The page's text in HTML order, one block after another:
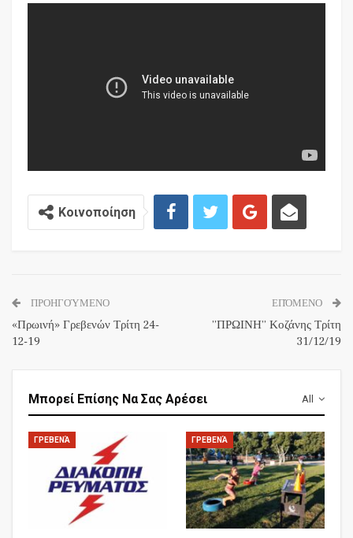
Κοινοποίηση
ΠΡΟΗΓΟΎΜΕΝΟ
«Πρωινή» Γρεβενών Τρίτη 24-
12-19
ΕΠΌΜΕΝΟ
”ΠΡΩΙΝΗ” Κοζάνης Τρίτη
31/12/19
All
Μπορεί Επίσης Να Σας Αρέσει
ΓΡΕΒΕΝΆ ΓΡΕΒΕΝΆ